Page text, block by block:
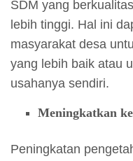
SDM yang
lebih tinggi. Hal ini
masyarakat desa
yang lebih baik atau
usahanya sendiri.
Meningkatkan
Peningkatan